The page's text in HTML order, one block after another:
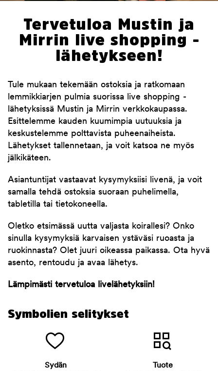
Tervetuloa Mustin ja
Mirrin live shopping -
lähetykseen!
Tule mukaan tekemään ostoksia ja ratkomaan
lemmikkiarjen pulmia suorissa live shopping -
lähetyksissä Mustin ja Mirrin verkkokaupassa.
Esittelemme kauden kuumimpia uutuuksia ja
keskustelemme polttavista puheenaiheista.
Lähetykset tallennetaan, ja voit katsoa ne myös
jälkikäteen.
Asiantuntijat vastaavat kysymyksiisi livenä, ja voit
samalla tehdä ostoksia suoraan puhelimella,
tabletilla tai tietokoneella.
Oletko etsimässä uutta valjasta koirallesi? Onko
sinulla kysymyksiä karvaisen ystäväsi ruoasta ja
ruokinnasta? Olet juuri oikeassa paikassa. Ota hyvä
asento, rentoudu ja avaa lähetys.
Lämpimästi tervetuloa livelähetyksiin!
Symbolien selitykset
Sydän
Tuote